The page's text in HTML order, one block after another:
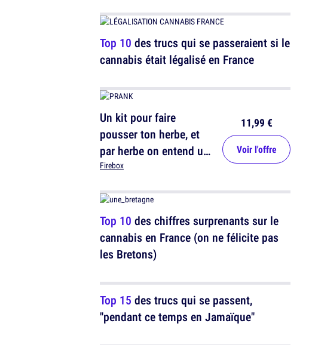
Top 10 des trucs qui se passeraient si le
cannabis était légalisé en France
Un kit pour faire
pousser ton herbe, et
par herbe on entend un
truc totalement
ressemble à de la
drogue mais n'en est
pas
Firebox
11,99 €
Voir l'offre
Top 10 des chiffres surprenants sur le
cannabis en France (on ne félicite pas
les Bretons)
Top 15 des trucs qui se passent,
"pendant ce temps en Jamaïque"